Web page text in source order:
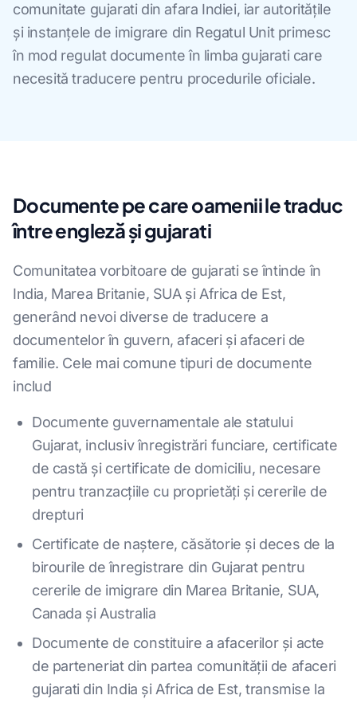
comunitate gujarati din afara Indiei, iar autoritățile
și instanțele de imigrare din Regatul Unit primesc
în mod regulat documente în limba gujarati care
necesită traducere pentru procedurile oficiale.
Documente pe care oamenii le traduc
între engleză și gujarati
Comunitatea vorbitoare de gujarati se întinde în
India, Marea Britanie, SUA și Africa de Est,
generând nevoi diverse de traducere a
documentelor în guvern, afaceri și afaceri de
familie. Cele mai comune tipuri de documente
includ
Documente guvernamentale ale statului
Gujarat, inclusiv înregistrări funciare, certificate
de castă și certificate de domiciliu, necesare
pentru tranzacțiile cu proprietăți și cererile de
drepturi
Certificate de naștere, căsătorie și deces de la
birourile de înregistrare din Gujarat pentru
cererile de imigrare din Marea Britanie, SUA,
Canada și Australia
Documente de constituire a afacerilor și acte
de parteneriat din partea comunității de afaceri
gujarati din India și Africa de Est, transmise la